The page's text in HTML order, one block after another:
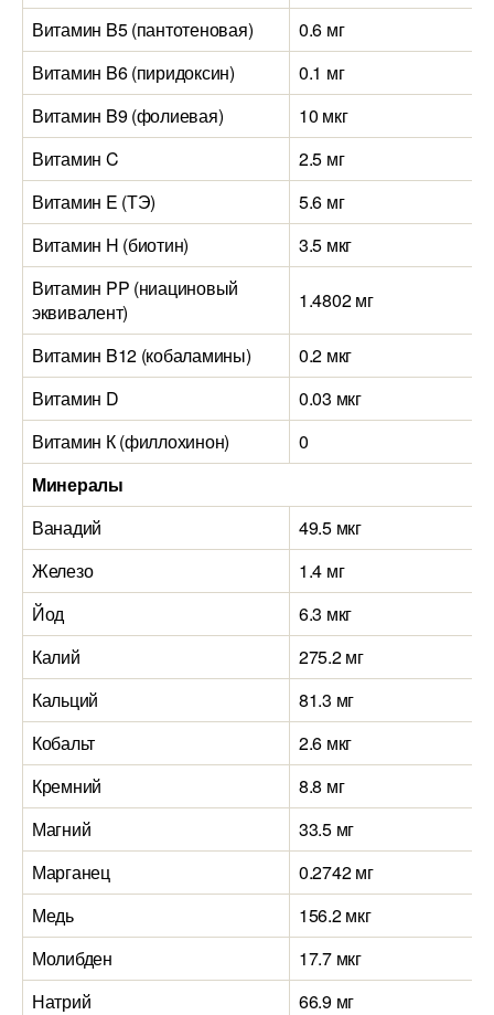
Витамин B5 (пантотеновая)
0.6 мг
Витамин B6 (пиридоксин)
0.1 мг
Витамин B9 (фолиевая)
10 мкг
Витамин C
2.5 мг
Витамин E (ТЭ)
5.6 мг
Витамин H (биотин)
3.5 мкг
Витамин PP (ниациновый
эквивалент)
1.4802 мг
Витамин B12 (кобаламины)
0.2 мкг
Витамин D
0.03 мкг
Витамин К (филлохинон)
0
Минералы
Ванадий
49.5 мкг
Железо
1.4 мг
Йод
6.3 мкг
Калий
275.2 мг
Кальций
81.3 мг
Кобальт
2.6 мкг
Кремний
8.8 мг
Магний
33.5 мг
Марганец
0.2742 мг
Медь
156.2 мкг
Молибден
17.7 мкг
Натрий
66.9 мг